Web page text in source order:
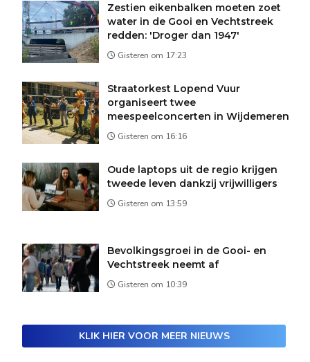
Zestien eikenbalken moeten zoet
water in de Gooi en Vechtstreek
redden: 'Droger dan 1947'
Gisteren om 17:23
Straatorkest Lopend Vuur
organiseert twee
meespeelconcerten in Wijdemeren
Gisteren om 16:16
Oude laptops uit de regio krijgen
tweede leven dankzij vrijwilligers
Gisteren om 13:59
Bevolkingsgroei in de Gooi- en
Vechtstreek neemt af
Gisteren om 10:39
KLIK HIER VOOR MEER NIEUWS